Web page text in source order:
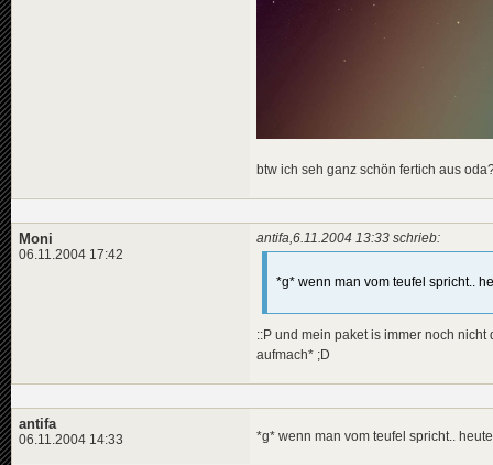
btw ich seh ganz schön fertich aus
Moni
06.11.2004 17:42
antifa,6.11.2004 13:33 schrieb:
*g* wenn man vom teufel spricht..
::P und mein paket is immer noch
aufmach* ;D
antifa
06.11.2004 14:33 *g* wenn man vom teufel spricht..